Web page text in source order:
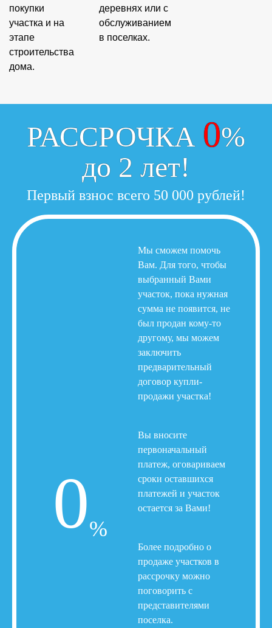
покупки
участка и на
этапе
строительства
дома.
деревнях или с
обслуживанием
в поселках.
РАССРОЧКА 0%
до 2 лет!
Первый взнос всего 50 000 рублей!
Мы сможем помочь
Вам. Для того, чтобы
выбранный Вами
участок, пока нужная
сумма не появится, не
был продан кому-то
другому, мы можем
заключить
предварительный
договор купли-
продажи участка!
Вы вносите
первоначальный
платеж, оговариваем
сроки оставшихся
платежей и участок
остается за Вами!
Более подробно о
продаже участков в
рассрочку можно
поговорить с
представителями
поселка.